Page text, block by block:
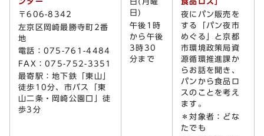
ンター
〒606-8342
左京区岡崎最勝寺町2番
地
電話：075-761-4484
FAX：075-752-3351
最寄駅：地下鉄「東山」
徒歩10分、市バス「東
山二条・岡崎公園口」徒
歩3分
日(月曜
日)
午後1時
から午後
3時30
分まで
食品ロス」
夜にパン販売を
する「パン夜市
めぐる」と京都
市環境政策局資
源循環推進課か
らお話を聞き、
パンから食品ロ
スのことを考え
ます。
＊対象者：どな
たでも